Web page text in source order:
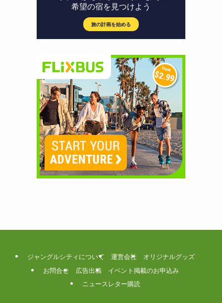
ジャングルシティについて 運営会社
オリジナルグッズ
お問合せ
広告出稿
イベント掲載のお申込み
ニュースレター購読